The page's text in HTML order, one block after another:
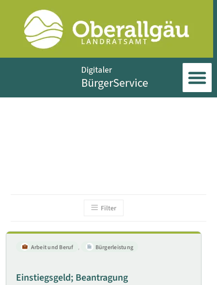
Filter
Arbeit und Beruf , Bürgerleistung
Einstiegsgeld; Beantragung